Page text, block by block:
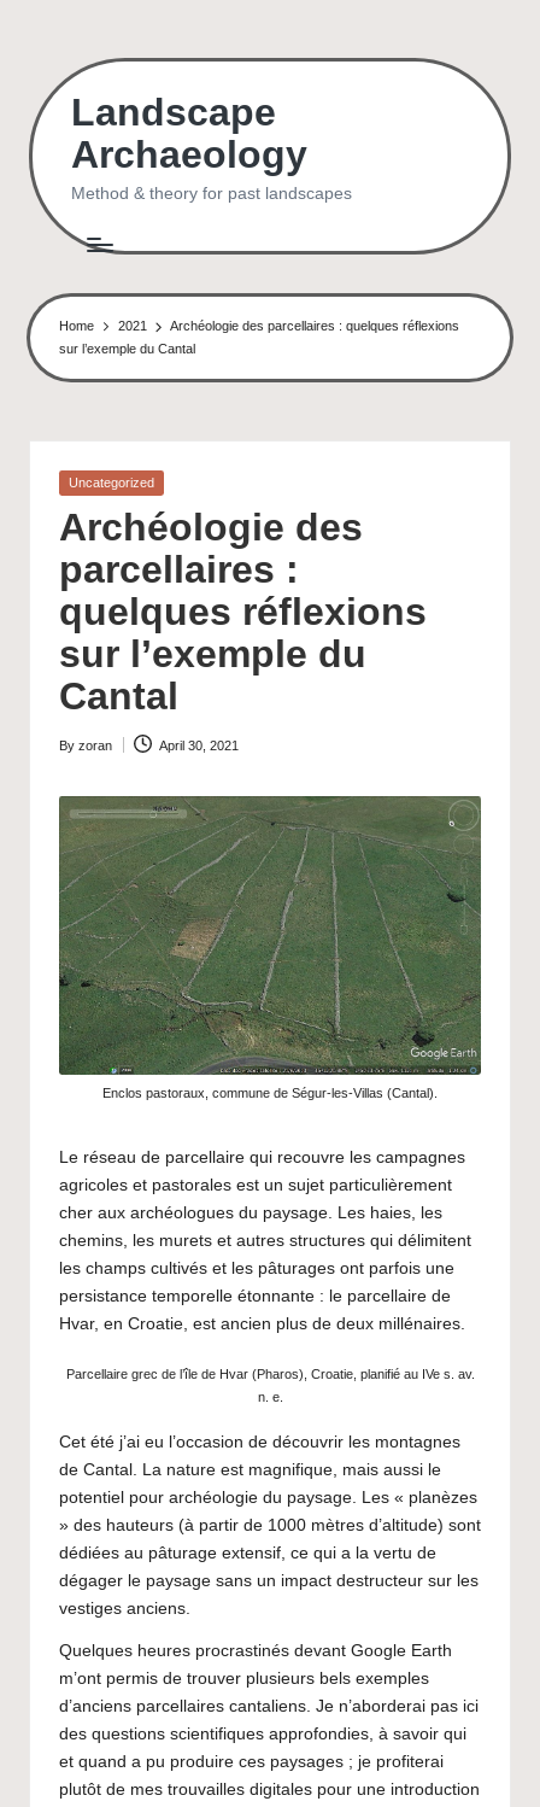
content
Landscape
Archaeology
Method & theory for past landscapes
Home 2021
Archéologie des parcellaires : quelques réflexions
sur l’exemple du Cantal
Posted
Uncategorized
Archéologie des
parcellaires :
quelques réflexions
sur l’exemple du
Cantal
Posted
By zoran April 30, 2021
Enclos pastoraux, commune de Ségur-les-Villas (Cantal).
Le réseau de parcellaire qui recouvre les campagnes
agricoles et pastorales est un sujet particulièrement
cher aux archéologues du paysage. Les haies, les
chemins, les murets et autres structures qui délimitent
les champs cultivés et les pâturages ont parfois une
persistance temporelle étonnante : le parcellaire de
Hvar, en Croatie, est ancien plus de deux millénaires.
Parcellaire grec de l’île de Hvar (Pharos), Croatie, planifié au IVe s. av.
n. e.
Cet été j’ai eu l’occasion de découvrir les montagnes
de Cantal. La nature est magnifique, mais aussi le
potentiel pour archéologie du paysage. Les « planèzes
» des hauteurs (à partir de 1000 mètres d’altitude) sont
dédiées au pâturage extensif, ce qui a la vertu de
dégager le paysage sans un impact destructeur sur les
vestiges anciens.
Quelques heures procrastinés devant Google Earth
m’ont permis de trouver plusieurs bels exemples
d’anciens parcellaires cantaliens. Je n’aborderai pas ici
des questions scientifiques approfondies, à savoir qui
et quand a pu produire ces paysages ; je profiterai
plutôt de mes trouvailles digitales pour une introduction